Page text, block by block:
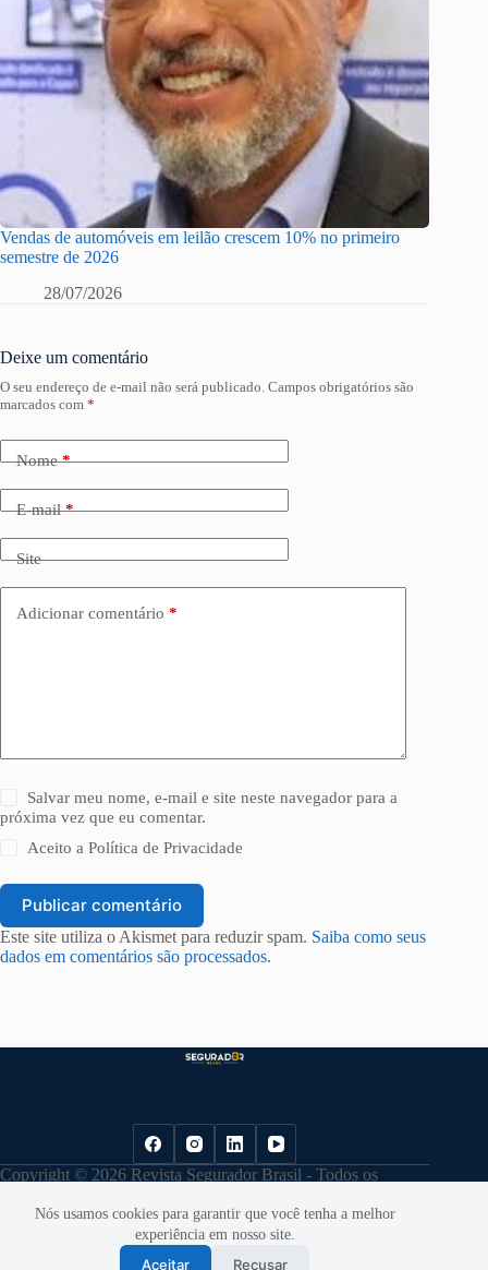
Nós usamos cookies para garantir que você tenha a melhor
experiência em nosso site.
Aceitar Recusar
Vendas de automóveis em leilão crescem 10% no primeiro
semestre de 2026
28/07/2026
Deixe um comentário
O seu endereço de e-mail não será publicado. Campos obrigatórios são
marcados com *
Nome*
E-mail*
Site
Adicionar comentário *
Salvar meu nome, e-mail e site neste navegador para a
próxima vez que eu comentar.
Aceito aPolítica de Privacidade
Publicar comentário
Este site utiliza o Akismet para reduzir spam. Saiba como seus
dados em comentários são processados.
Copyright © 2026 Revista Segurador Brasil - Todos os